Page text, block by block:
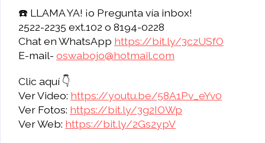
☎️ LLAMA YA! ¡o Pregunta vía inbox!
2522-2235 ext.102 o 8194-0228
Chat en WhatsApp https://bit.ly/3czUSfO
E-mail- oswabojo@hotmail.com
Clic aquí 👇
Ver Video: https://youtu.be/58A1Pv_eYv0
Ver Fotos: https://bit.ly/3g2IOWp
Ver Web: https://bit.ly/2Gs2ypV